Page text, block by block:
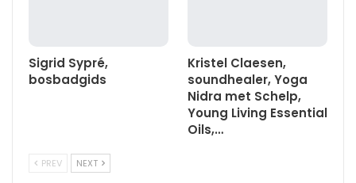
Sigrid Sypré,
bosbadgids
Kristel Claesen,
soundhealer, Yoga
Nidra met Schelp,
Young Living Essential
Oils,…
PREV NEXT